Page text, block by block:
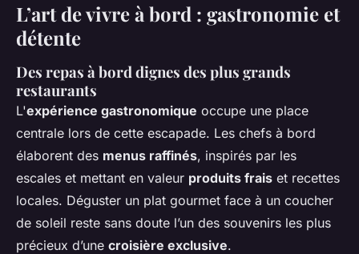
L’art de vivre à bord : gastronomie et
détente
Des repas à bord dignes des plus grands
restaurants
L'expérience gastronomique occupe une place
centrale lors de cette escapade. Les chefs à bord
élaborent des menus raffinés, inspirés par les
escales et mettant en valeur produits frais et recettes
locales. Déguster un plat gourmet face à un coucher
de soleil reste sans doute l’un des souvenirs les plus
précieux d’une croisière exclusive.